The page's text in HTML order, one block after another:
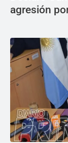
agresión